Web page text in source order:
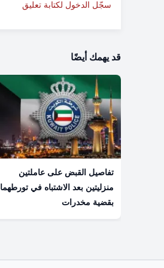
سجّل الدخول لكتابة تعليق
قد يهمك أيضًا
تفاصيل القبض على عاملتين
منزليتين بعد الاشتباه في تورطهما
بقضية مخدرات